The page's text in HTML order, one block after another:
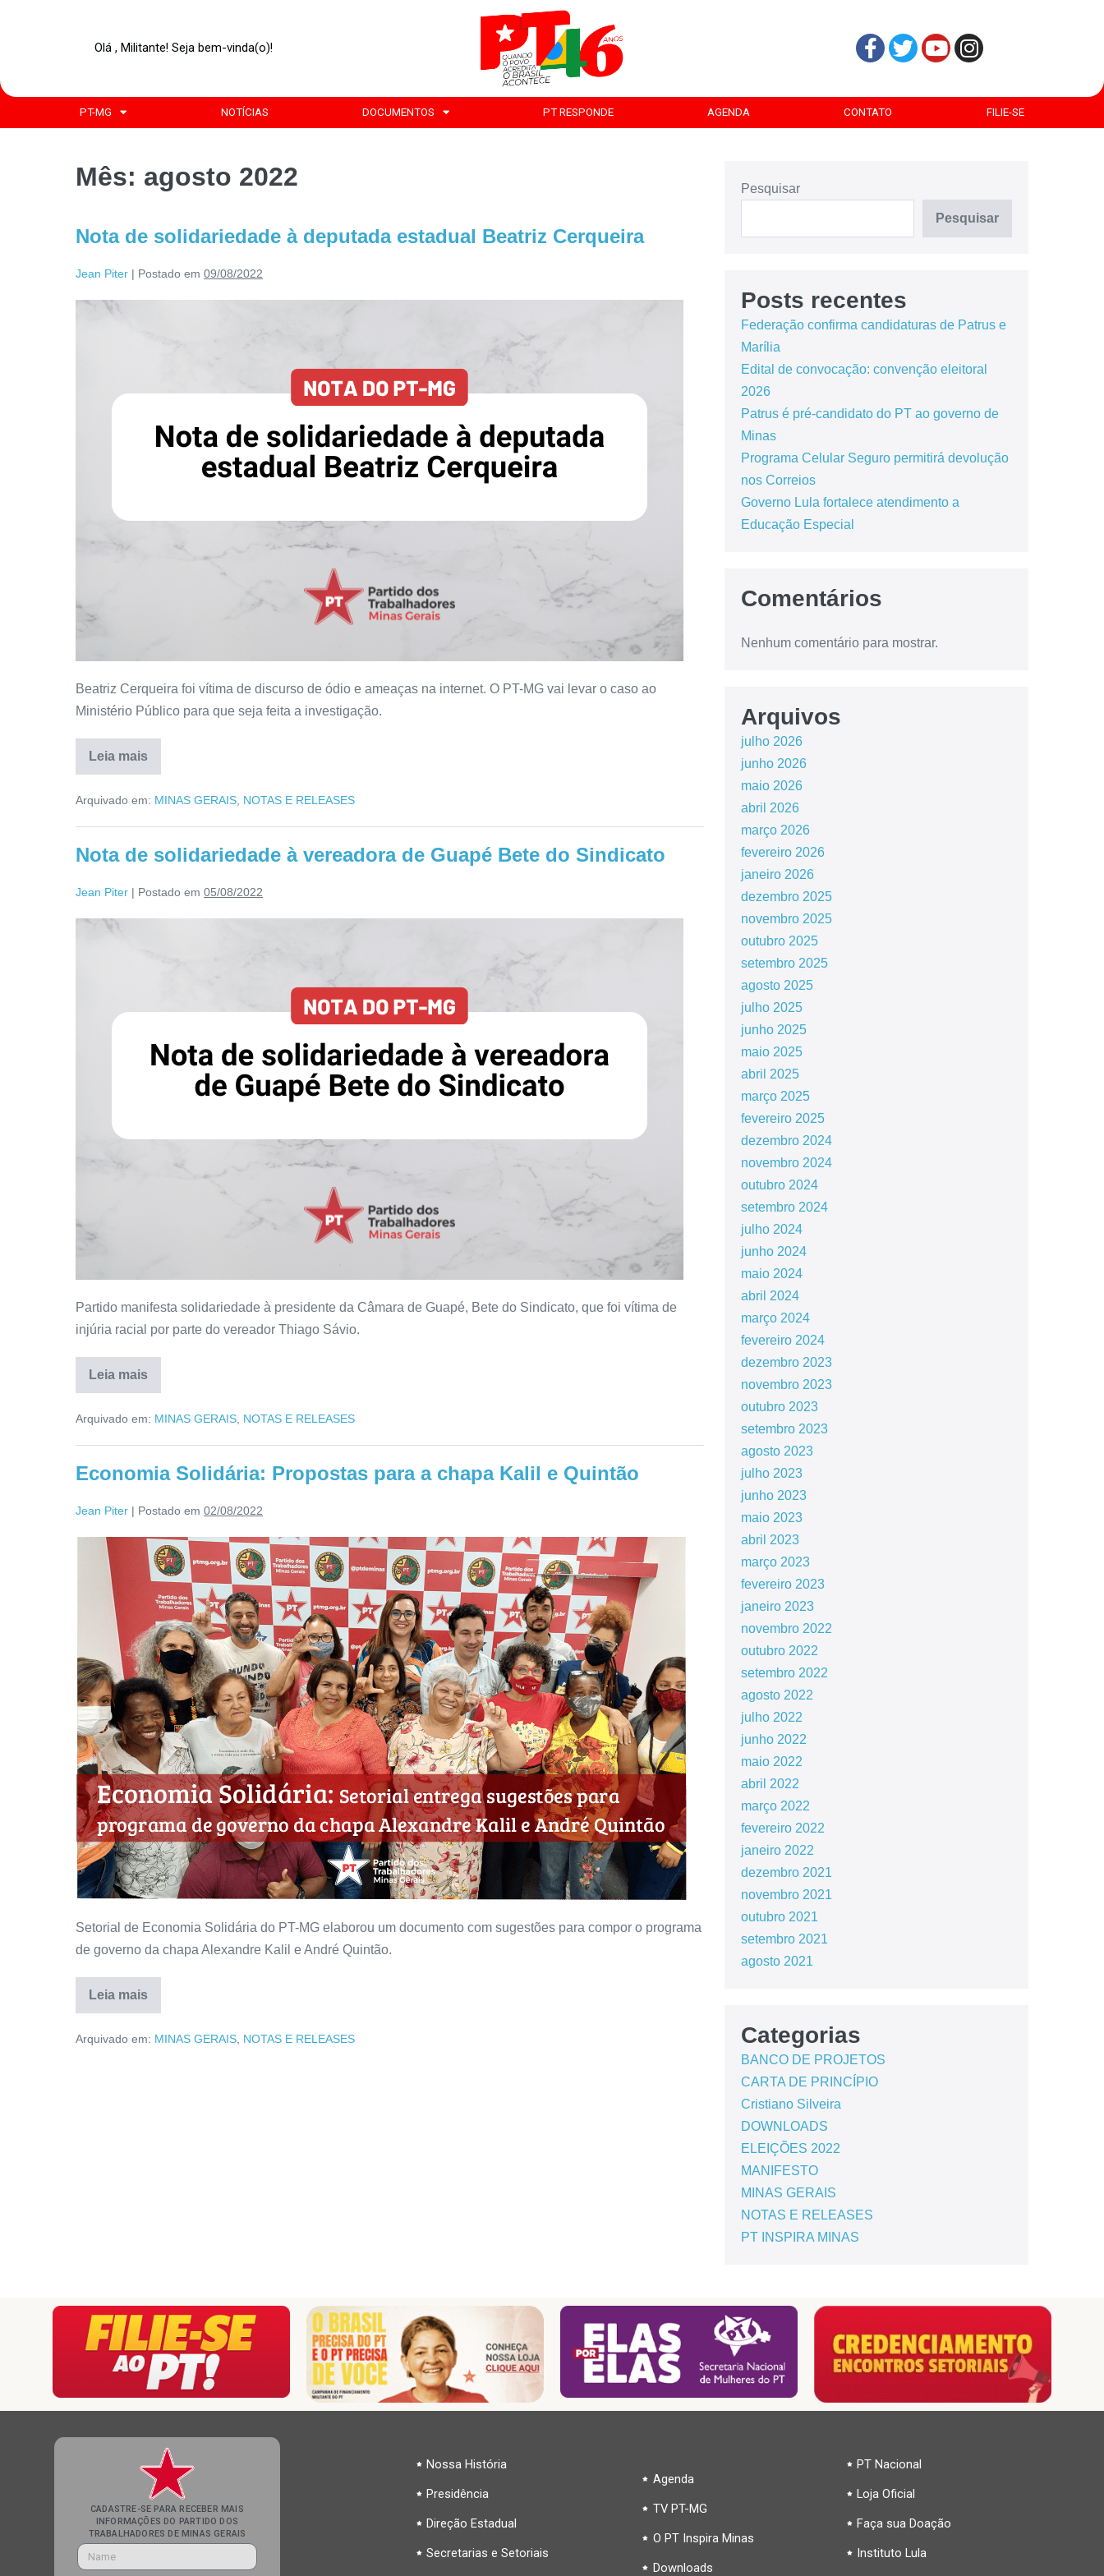
Olá , Militante! Seja bem-vinda(o)!
PT-MG NOTÍCIAS DOCUMENTOS PT RESPONDE AGENDA CONTATO FILIE-SE
Mês: agosto 2022
Nota de solidariedade à deputada estadual Beatriz Cerqueira
Jean Piter | Postado em 09/08/2022
Beatriz Cerqueira foi vítima de discurso de ódio e ameaças na internet. O PT-MG vai levar o caso ao
Ministério Público para que seja feita a investigação.
Leia mais
Arquivado em: MINAS GERAIS NOTAS E RELEASES
Nota de solidariedade à vereadora de Guapé Bete do Sindicato
Jean Piter | Postado em 05/08/2022
Partido manifesta solidariedade à presidente da Câmara de Guapé, Bete do Sindicato, que foi vítima de
injúria racial por parte do vereador Thiago Sávio.
Leia mais
Arquivado em: MINAS GERAIS NOTAS E RELEASES
Economia Solidária: Propostas para a chapa Kalil e Quintão
Jean Piter | Postado em 02/08/2022
Setorial de Economia Solidária do PT-MG elaborou um documento com sugestões para compor o programa
de governo da chapa Alexandre Kalil e André Quintão.
Leia mais
Arquivado em: MINAS GERAIS NOTAS E RELEASES
Pesquisar
Pesquisar
Posts recentes
Federação confirma candidaturas de Patrus e
Marília
Edital de convocação: convenção eleitoral
2026
Patrus é pré-candidato do PT ao governo de
Minas
Programa Celular Seguro permitirá devolução
nos Correios
Governo Lula fortalece atendimento a
Educação Especial
Comentários
Nenhum comentário para mostrar.
Arquivos
julho 2026
junho 2026
maio 2026
abril 2026
março 2026
fevereiro 2026
janeiro 2026
dezembro 2025
novembro 2025
outubro 2025
setembro 2025
agosto 2025
julho 2025
junho 2025
maio 2025
abril 2025
março 2025
fevereiro 2025
dezembro 2024
novembro 2024
outubro 2024
setembro 2024
julho 2024
junho 2024
maio 2024
abril 2024
março 2024
fevereiro 2024
dezembro 2023
novembro 2023
outubro 2023
setembro 2023
agosto 2023
julho 2023
junho 2023
maio 2023
abril 2023
março 2023
fevereiro 2023
janeiro 2023
novembro 2022
outubro 2022
setembro 2022
agosto 2022
julho 2022
junho 2022
maio 2022
abril 2022
março 2022
fevereiro 2022
janeiro 2022
dezembro 2021
novembro 2021
outubro 2021
setembro 2021
agosto 2021
Categorias
BANCO DE PROJETOS
CARTA DE PRINCÍPIO
Cristiano Silveira
DOWNLOADS
ELEIÇÕES 2022
MANIFESTO
MINAS GERAIS
NOTAS E RELEASES
PT INSPIRA MINAS
CADASTRE-SE PARA RECEBER MAIS
INFORMAÇÕES DO PARTIDO DOS
TRABALHADORES DE MINAS GERAIS
Nossa História
Presidência
Direção Estadual
Secretarias e Setoriais
Agenda
TV PT-MG
O PT Inspira Minas
Downloads
PT Nacional
Loja Oficial
Faça sua Doação
Instituto Lula